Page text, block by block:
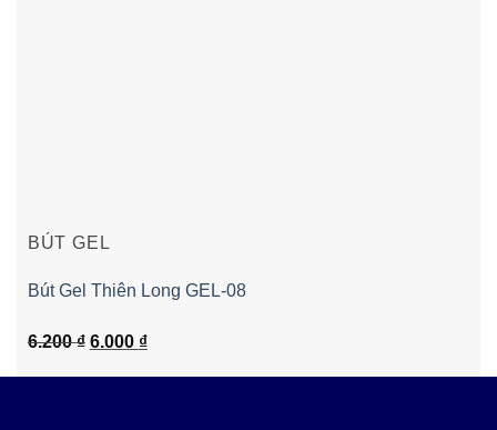
BÚT GEL
Bút Gel Thiên Long GEL-08
6.200₫ Giá
6.000 ₫Giá